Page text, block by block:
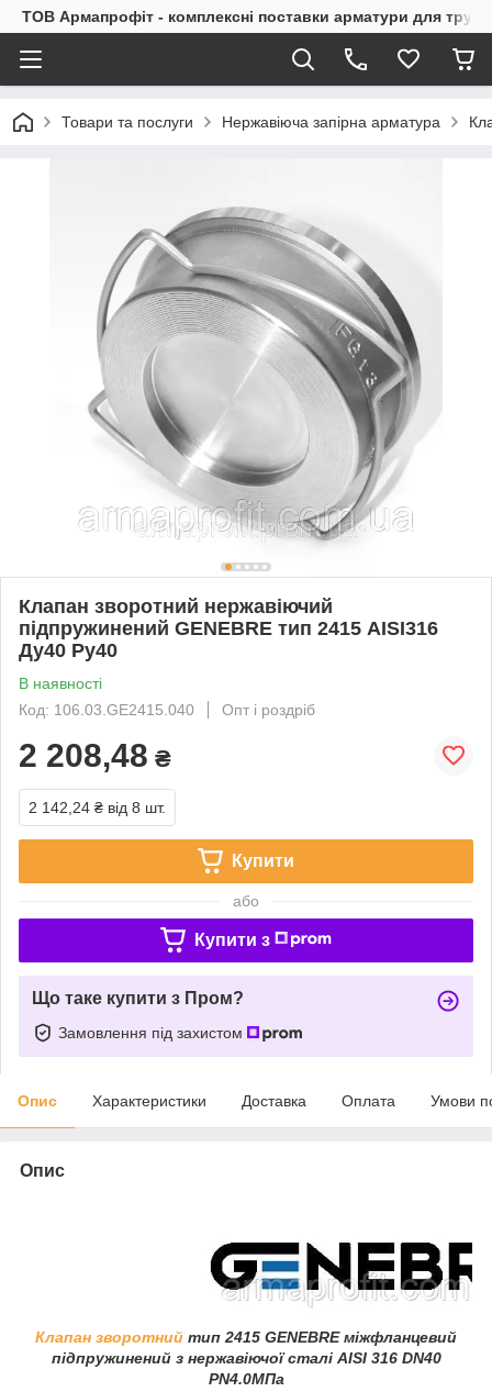
ТОВ Армапрофіт - комплексні поставки арматури для
Товари та послуги Нержавіюча запірна арматура
Клапан зворотний нержавіючий
підпружинений GENEBRE тип 2415 AISI316
Ду40 Ру40
В наявності
Код: 106.03.GE2415.040
Опт і роздріб
2 208,48 ₴
2 142,24 ₴ від 8 шт.
Купити
або
Купити з
Що таке купити з Пром?
Замовлення під захистом
Опис Характеристики Доставка Оплата Умови
Опис
Клапан зворотний тип 2415 GENEBREміжфланцевий
підпружинений з нержавіючої сталі AISI 316 DN40
PN4.0МПа